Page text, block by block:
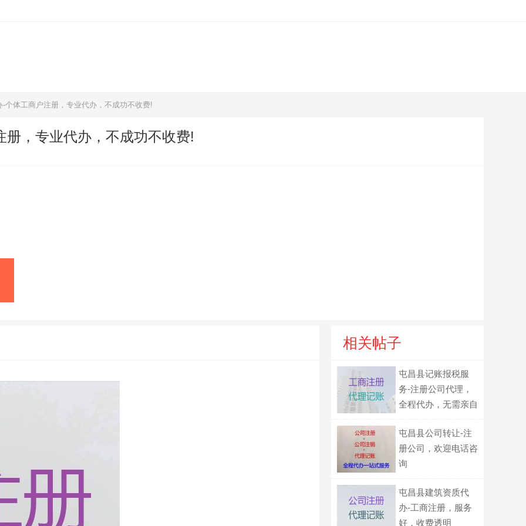
个体工商户注册，专业代办，不成功不收费!
，专业代办，不成功不收费!
相关帖子
屯昌县记账报税服
务-注册公司代理，
全程代办，无需亲自
屯昌县公司转让-注
册公司，欢迎电话咨
询
屯昌县建筑资质代
办-工商注册，服务
好，收费透明